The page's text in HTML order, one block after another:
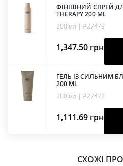
ФІНІШНИЙ СПРЕЙ
THERAPY 200 ML
200 мл | #27479
1,347.50 грн
ГЕЛЬ ІЗ СИЛЬНИМ
200 ML
200 мл | #27472
1,111.69 грн
СХОЖІ